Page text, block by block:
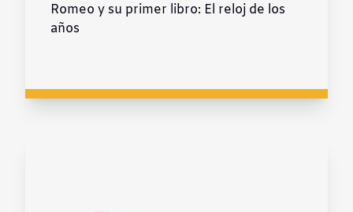
Romeo y su primer libro: El reloj de los
años